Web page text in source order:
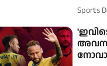
Sports